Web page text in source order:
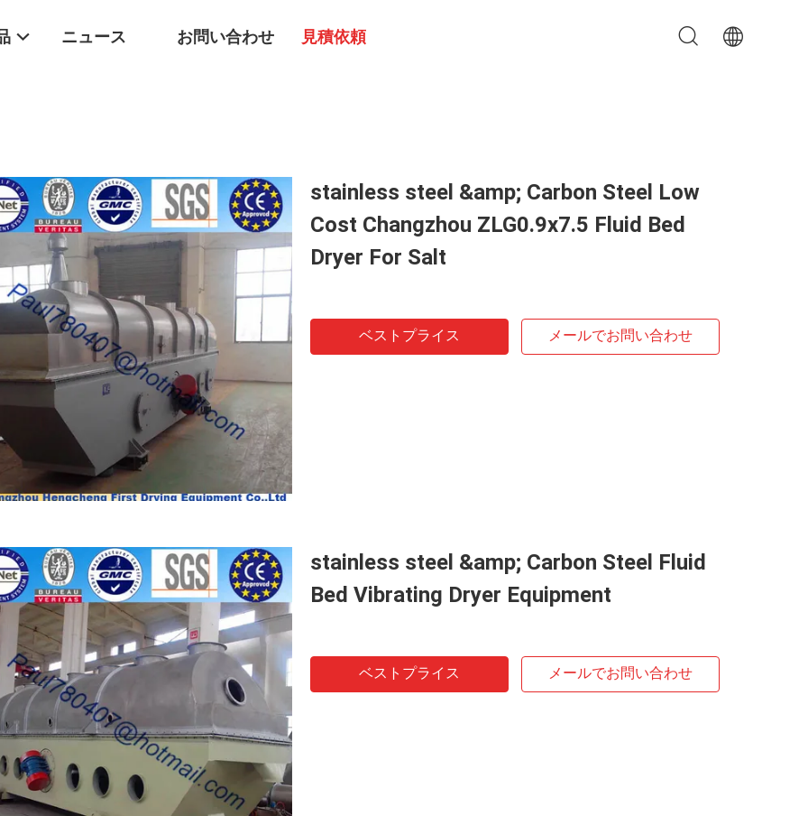
ニュース お問い合わせ 見積依頼
stainless steel &amp; Carbon Steel Low
Cost Changzhou ZLG0.9x7.5 Fluid Bed
Dryer For Salt
ベストプライス メールでお問い合わせ
stainless steel &amp; Carbon Steel Fluid
Bed Vibrating Dryer Equipment
ベストプライス メールでお問い合わせ